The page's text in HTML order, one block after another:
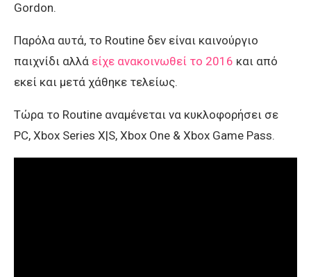
Gordon.
Παρόλα αυτά, το Routine δεν είναι καινούργιο
παιχνίδι αλλά είχε ανακοινωθεί το 2016 και από
εκεί και μετά χάθηκε τελείως.
Τώρα το Routine αναμένεται να κυκλοφορήσει σε
PC, Xbox Series X|S, Xbox One & Xbox Game Pass.